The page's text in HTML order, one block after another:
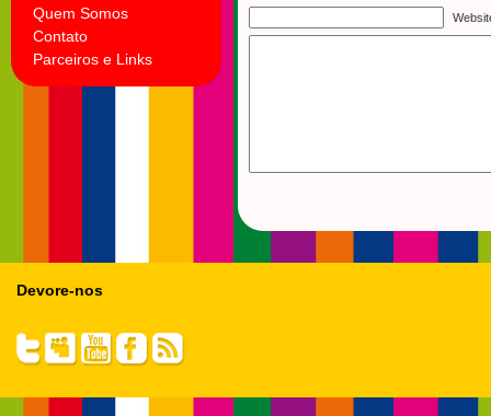
Quem Somos
Contato
Parceiros e Links
Devore-nos